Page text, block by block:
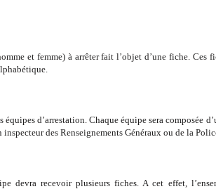
femme) à arrêter fait l’objet d’une fiche. Ces
d’arrestation. Chaque équipe sera composée
des Renseignements Généraux ou de la
plusieurs fiches. A cet effet,